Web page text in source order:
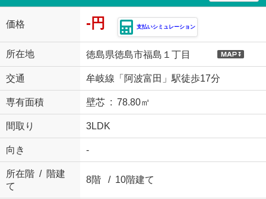
価格 -円 支払いシミュレーション
所在地 徳島県徳島市福島１丁目
交通 牟岐線「阿波富田」駅徒歩17分
専有面積 壁芯 : 78.80㎡
間取り 3LDK
向き -
所在階 / 階建
て
8階 / 10階建て